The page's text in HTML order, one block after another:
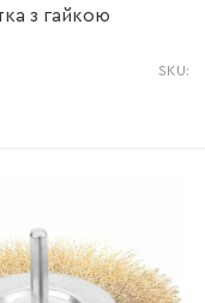
з гайкою
SKU: